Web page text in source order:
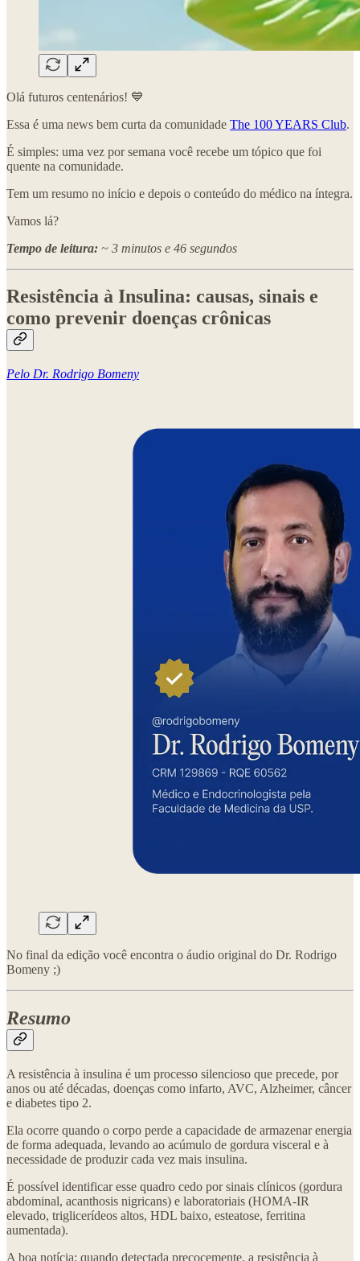
Olá futuros centenários! 💙
Essa é uma news bem curta da comunidade The 100 YEARS Club.
É simples: uma vez por semana você recebe um tópico que foi
quente na comunidade.
Tem um resumo no início e depois o conteúdo do médico na íntegra.
Vamos lá?
Tempo de leitura: ~ 3 minutos e 46 segundos
Resistência à Insulina: causas, sinais e
como prevenir doenças crônicas
Pelo Dr. Rodrigo Bomeny
No final da edição você encontra o áudio original do Dr. Rodrigo
Bomeny ;)
Resumo
A resistência à insulina é um processo silencioso que precede, por
anos ou até décadas, doenças como infarto, AVC, Alzheimer, câncer
e diabetes tipo 2.
Ela ocorre quando o corpo perde a capacidade de armazenar energia
de forma adequada, levando ao acúmulo de gordura visceral e à
necessidade de produzir cada vez mais insulina.
É possível identificar esse quadro cedo por sinais clínicos (gordura
abdominal, acanthosis nigricans) e laboratoriais (HOMA-IR
elevado, triglicerídeos altos, HDL baixo, esteatose, ferritina
aumentada).
A boa notícia: quando detectada precocemente, a resistência à